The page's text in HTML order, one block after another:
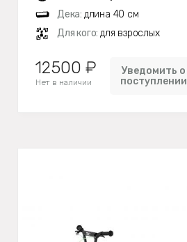
Дека: длина 40 см
Для кого: для взрослых
12500 ₽
Нет в наличии
Уведомить о
поступлении